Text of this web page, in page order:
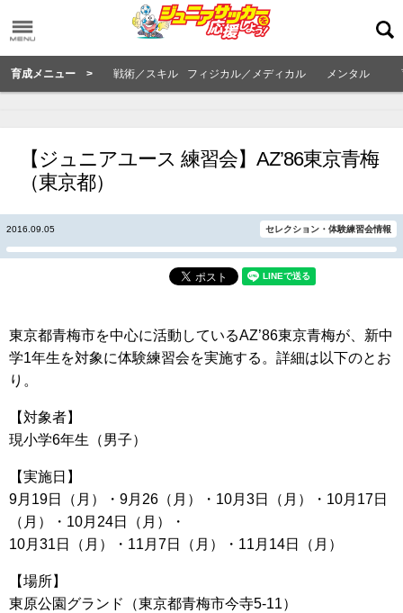
育成メニュー > 戦術／スキル フィジカル／メディカル メンタル
【ジュニアユース 練習会】AZ’86東京青梅
（東京都）
2016.09.05 セレクション・体験練習会情報
東京都青梅市を中心に活動しているAZ’86東京青梅が、新中
学1年生を対象に体験練習会を実施する。詳細は以下のとお
り。
【対象者】
現小学6年生（男子）
【実施日】
9月19日（月）・9月26（月）・10月3日（月）・10月17日
（月）・10月24日（月）・
10月31日（月）・11月7日（月）・11月14日（月）
【場所】
東原公園グランド（東京都青梅市今寺5-11）